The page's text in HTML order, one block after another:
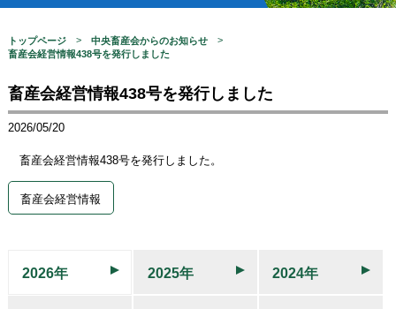
トップページ
中央畜産会からのお知らせ
畜産会経営情報438号を発行しました
畜産会経営情報438号を発行しました
2026/05/20
畜産会経営情報438号を発行しました。
畜産会経営情報
2026年 2025年 2024年